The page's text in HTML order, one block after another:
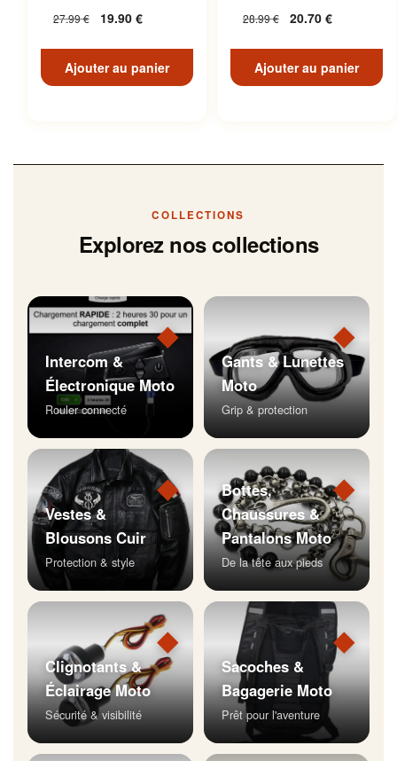
Inoxydable
27.99€ 19.90 €
Ajouter au panier
28.99€ 20.70 €
Ajouter au panier
COLLECTIONS
Explorez nos collections
◆
Intercom &
Électronique Moto
Rouler connecté
◆
Gants & Lunettes
Moto
Grip & protection
◆
Vestes &
Blousons Cuir
Protection & style
◆
Bottes,
Chaussures &
Pantalons Moto
De la tête aux pieds
◆
Clignotants &
Éclairage Moto
Sécurité & visibilité
◆
Sacoches &
Bagagerie Moto
Prêt pour l'aventure